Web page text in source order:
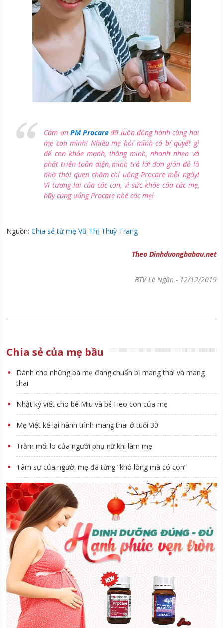
Cám ơn PM Procare đã luôn đồng hành cùng hai
mẹ con mình! Nhiều mẹ hỏi mình có bí quyết gì
để con khỏe mạnh, thông minh, nhanh nhẹn và
phát triển toàn diện, mình trả lời đơn giản đó là
nhờ thói quen chăm chỉ uống Procare mỗi ngày!
Vì tương lai của các con, vì sức khỏe của các mẹ,
hãy cùng uống Procare nhé các mẹ!
Nguồn:Chia sẻ từ mẹ Vũ Thị Thuỳ Trang
Theo Dinhduongbabau.net
BTV Lê Ngần- 12/12/2019
Chia sẻ của mẹ bầu
Dành cho những bà mẹ đang chuẩn bị mang thai và mang
thai
Nhật ký viết cho bé Miu và bé Heo con của mẹ
Mẹ Việt kể lại hành trình mang thai ở tuổi 30
Trăm mối lo của người phụ nữ khi làm mẹ
Tâm sự của người mẹ đã từng “khó lòng mà có con”